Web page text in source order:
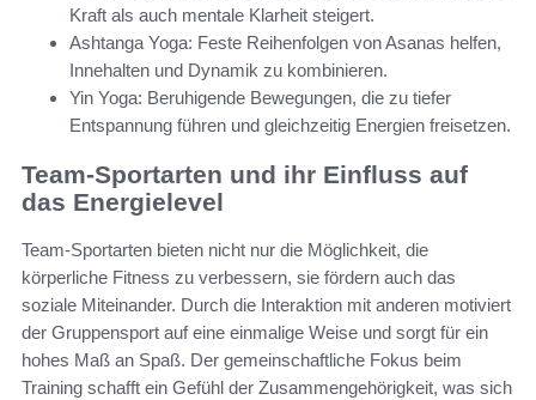
Kraft als auch mentale Klarheit steigert.
Ashtanga Yoga: Feste Reihenfolgen von Asanas helfen,
Innehalten und Dynamik zu kombinieren.
Yin Yoga: Beruhigende Bewegungen, die zu tiefer
Entspannung führen und gleichzeitig Energien freisetzen.
Team-Sportarten und ihr Einfluss auf
das Energielevel
Team-Sportarten bieten nicht nur die Möglichkeit, die
körperliche Fitness zu verbessern, sie fördern auch das
soziale Miteinander. Durch die Interaktion mit anderen motiviert
der Gruppensport auf eine einmalige Weise und sorgt für ein
hohes Maß an Spaß. Der gemeinschaftliche Fokus beim
Training schafft ein Gefühl der Zusammengehörigkeit, was sich